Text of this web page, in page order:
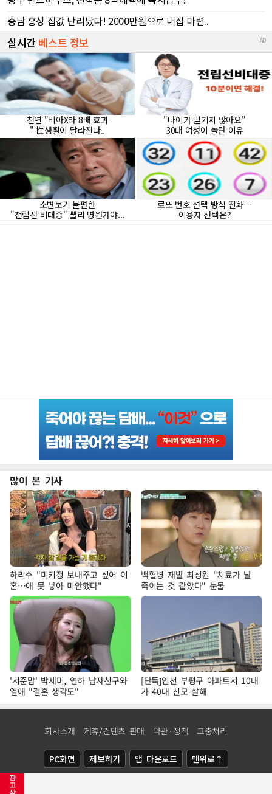
광
고
삭
많이 본 기사
하리수 "미키정 보내주고 싶어 이
혼…애 못 낳아 미안했다"
백혈병 재발 최성원 "치료가 날
죽이는 것 같았다" 눈물
'서준맘' 박세미, 연하 남자친구와
열애 "결혼 생각도"
[단독]인천 부평구 아파트서 10대
가 40대 친모 살해
회사소개 제휴/컨텐츠 판매 약관·정책 고충처리
PC화면 제보하기 앱 다운로드 맨위로↑